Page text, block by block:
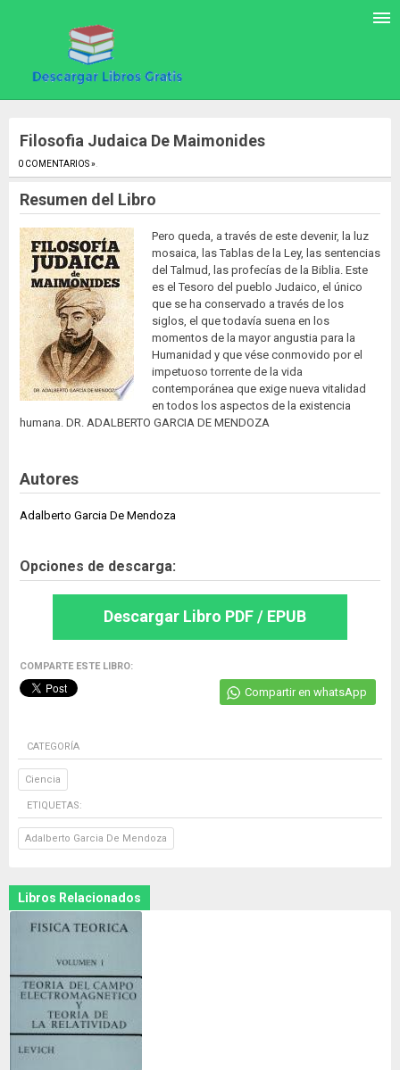
Filosofia Judaica De Maimonides
0 COMENTARIOS ».
Resumen del Libro
Pero queda, a través de este devenir, la luz
mosaica, las Tablas de la Ley, las sentencias
del Talmud, las profecías de la Biblia. Este
es el Tesoro del pueblo Judaico, el único
que se ha conservado a través de los
siglos, el que todavía suena en los
momentos de la mayor angustia para la
Humanidad y que vése conmovido por el
impetuoso torrente de la vida
contemporánea que exige nueva vitalidad
en todos los aspectos de la existencia
humana. DR. ADALBERTO GARCIA DE MENDOZA
Autores
Adalberto Garcia De Mendoza
Opciones de descarga:
Descargar Libro PDF / EPUB
COMPARTE ESTE LIBRO:
Compartir en whatsApp
CATEGORÍA
Ciencia
ETIQUETAS:
Adalberto Garcia De Mendoza
Libros Relacionados